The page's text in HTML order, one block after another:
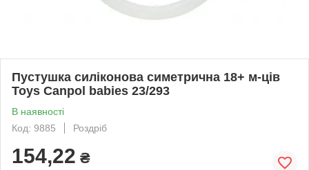
Пустушка силіконова симетрична 18+ м-ців
Toys Canpol babies 23/293
В наявності
Код: 9885
Роздріб
154,22 ₴